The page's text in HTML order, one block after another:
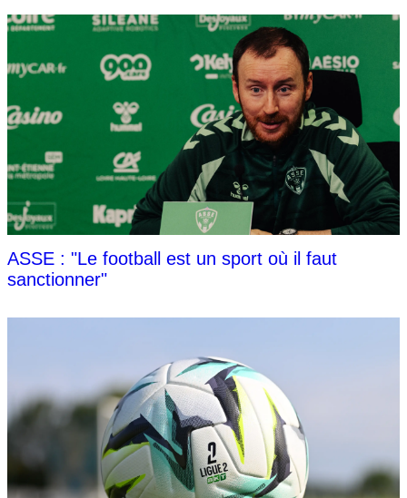
ASSE : "Le football est un sport où il faut
sanctionner"